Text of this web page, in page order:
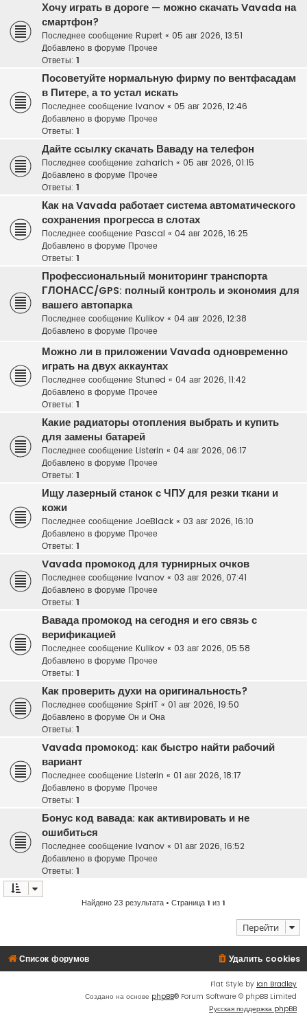
Хочу играть в дороге — можно скачать Vavada на
смартфон?
Последнее сообщение Rupert « 05 авг 2026, 13:51
Добавлено в форуме Прочее
Ответы: 1
Посоветуйте нормальную фирму по вентфасадам
в Питере, а то устал искать
Последнее сообщение Ivanov « 05 авг 2026, 12:46
Добавлено в форуме Прочее
Ответы: 1
Дайте ссылку скачать Ваваду на телефон
Последнее сообщение zaharich « 05 авг 2026, 01:15
Добавлено в форуме Прочее
Ответы: 1
Как на Vavada работает система автоматического
сохранения прогресса в слотах
Последнее сообщение Pascal « 04 авг 2026, 16:25
Добавлено в форуме Прочее
Ответы: 1
Профессиональный мониторинг транспорта
ГЛОНАСС/GPS: полный контроль и экономия для
вашего автопарка
Последнее сообщение Kulikov « 04 авг 2026, 12:38
Добавлено в форуме Прочее
Можно ли в приложении Vavada одновременно
играть на двух аккаунтах
Последнее сообщение Stuned « 04 авг 2026, 11:42
Добавлено в форуме Прочее
Ответы: 1
Какие радиаторы отопления выбрать и купить
для замены батарей
Последнее сообщение Listerin « 04 авг 2026, 06:17
Добавлено в форуме Прочее
Ответы: 1
Ищу лазерный станок с ЧПУ для резки ткани и
кожи
Последнее сообщение JoeBlack « 03 авг 2026, 16:10
Добавлено в форуме Прочее
Ответы: 1
Vavada промокод для турнирных очков
Последнее сообщение Ivanov « 03 авг 2026, 07:41
Добавлено в форуме Прочее
Ответы: 1
Вавада промокод на сегодня и его связь с
верификацией
Последнее сообщение Kulikov « 03 авг 2026, 05:58
Добавлено в форуме Прочее
Ответы: 1
Как проверить духи на оригинальность?
Последнее сообщение SpiriT « 01 авг 2026, 19:50
Добавлено в форуме Он и Она
Ответы: 1
Vavada промокод: как быстро найти рабочий
вариант
Последнее сообщение Listerin « 01 авг 2026, 18:17
Добавлено в форуме Прочее
Ответы: 1
Бонус код вавада: как активировать и не
ошибиться
Последнее сообщение Ivanov « 01 авг 2026, 16:52
Добавлено в форуме Прочее
Ответы: 1
Найдено 23 результата • Страница1 из1
Перейти
Список форумов Удалить cookies
Flat Style by Ian Bradley
Создано на основе phpBB® Forum Software © phpBB Limited
Русская поддержка phpBB